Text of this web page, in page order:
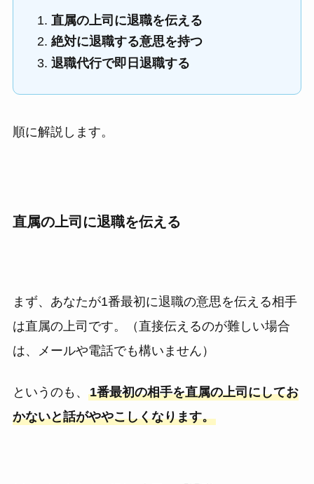
直属の上司に退職を伝える
絶対に退職する意思を持つ
退職代行で即日退職する
順に解説します。
直属の上司に退職を伝える
まず、あなたが1番最初に退職の意思を伝える相手
は直属の上司です。（直接伝えるのが難しい場合
は、メールや電話でも構いません）
というのも、 1番最初の相手を直属の上司にしてお
かないと話がややこしくなります。